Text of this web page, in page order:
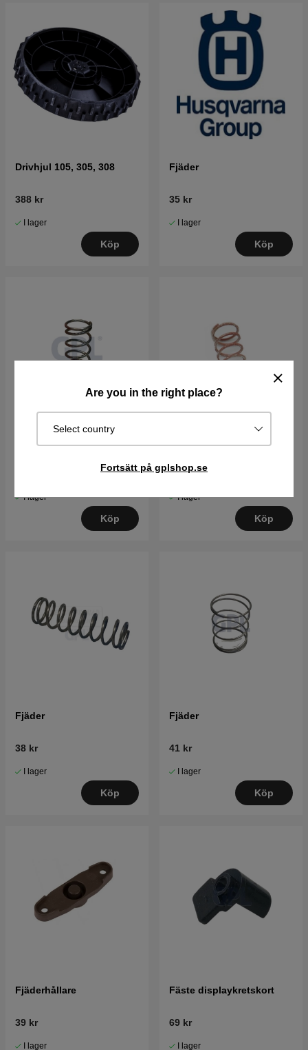
Are you in the right place?
Select country
Fortsätt på gplshop.se
Drivhjul 105, 305, 308
388 kr
I lager
Köp
Fjäder
35 kr
I lager
Köp
I lager
Köp
38 kr
I lager
Köp
Fjäder
38 kr
I lager
Köp
Fjäder
41 kr
I lager
Köp
Fjäderhållare
39 kr
I lager
Fäste displaykretskort
69 kr
I lager